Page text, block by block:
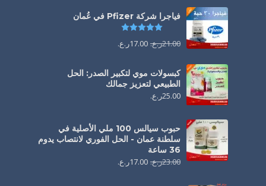
فياجرا شركة Pfizer في عُمان
21.00ر.ع. 17.00ر.ع.
كبسولات موي لتكبير الصدر: الحل
الطبيعي لتعزيز جمالك
25.00ر.ع.
حبوب سيالس 100 ملي الأصلية في
سلطنة عمان - الحل الفوري لانتصاب يدوم
36 ساعة
23.00ر.ع. 17.00ر.ع.